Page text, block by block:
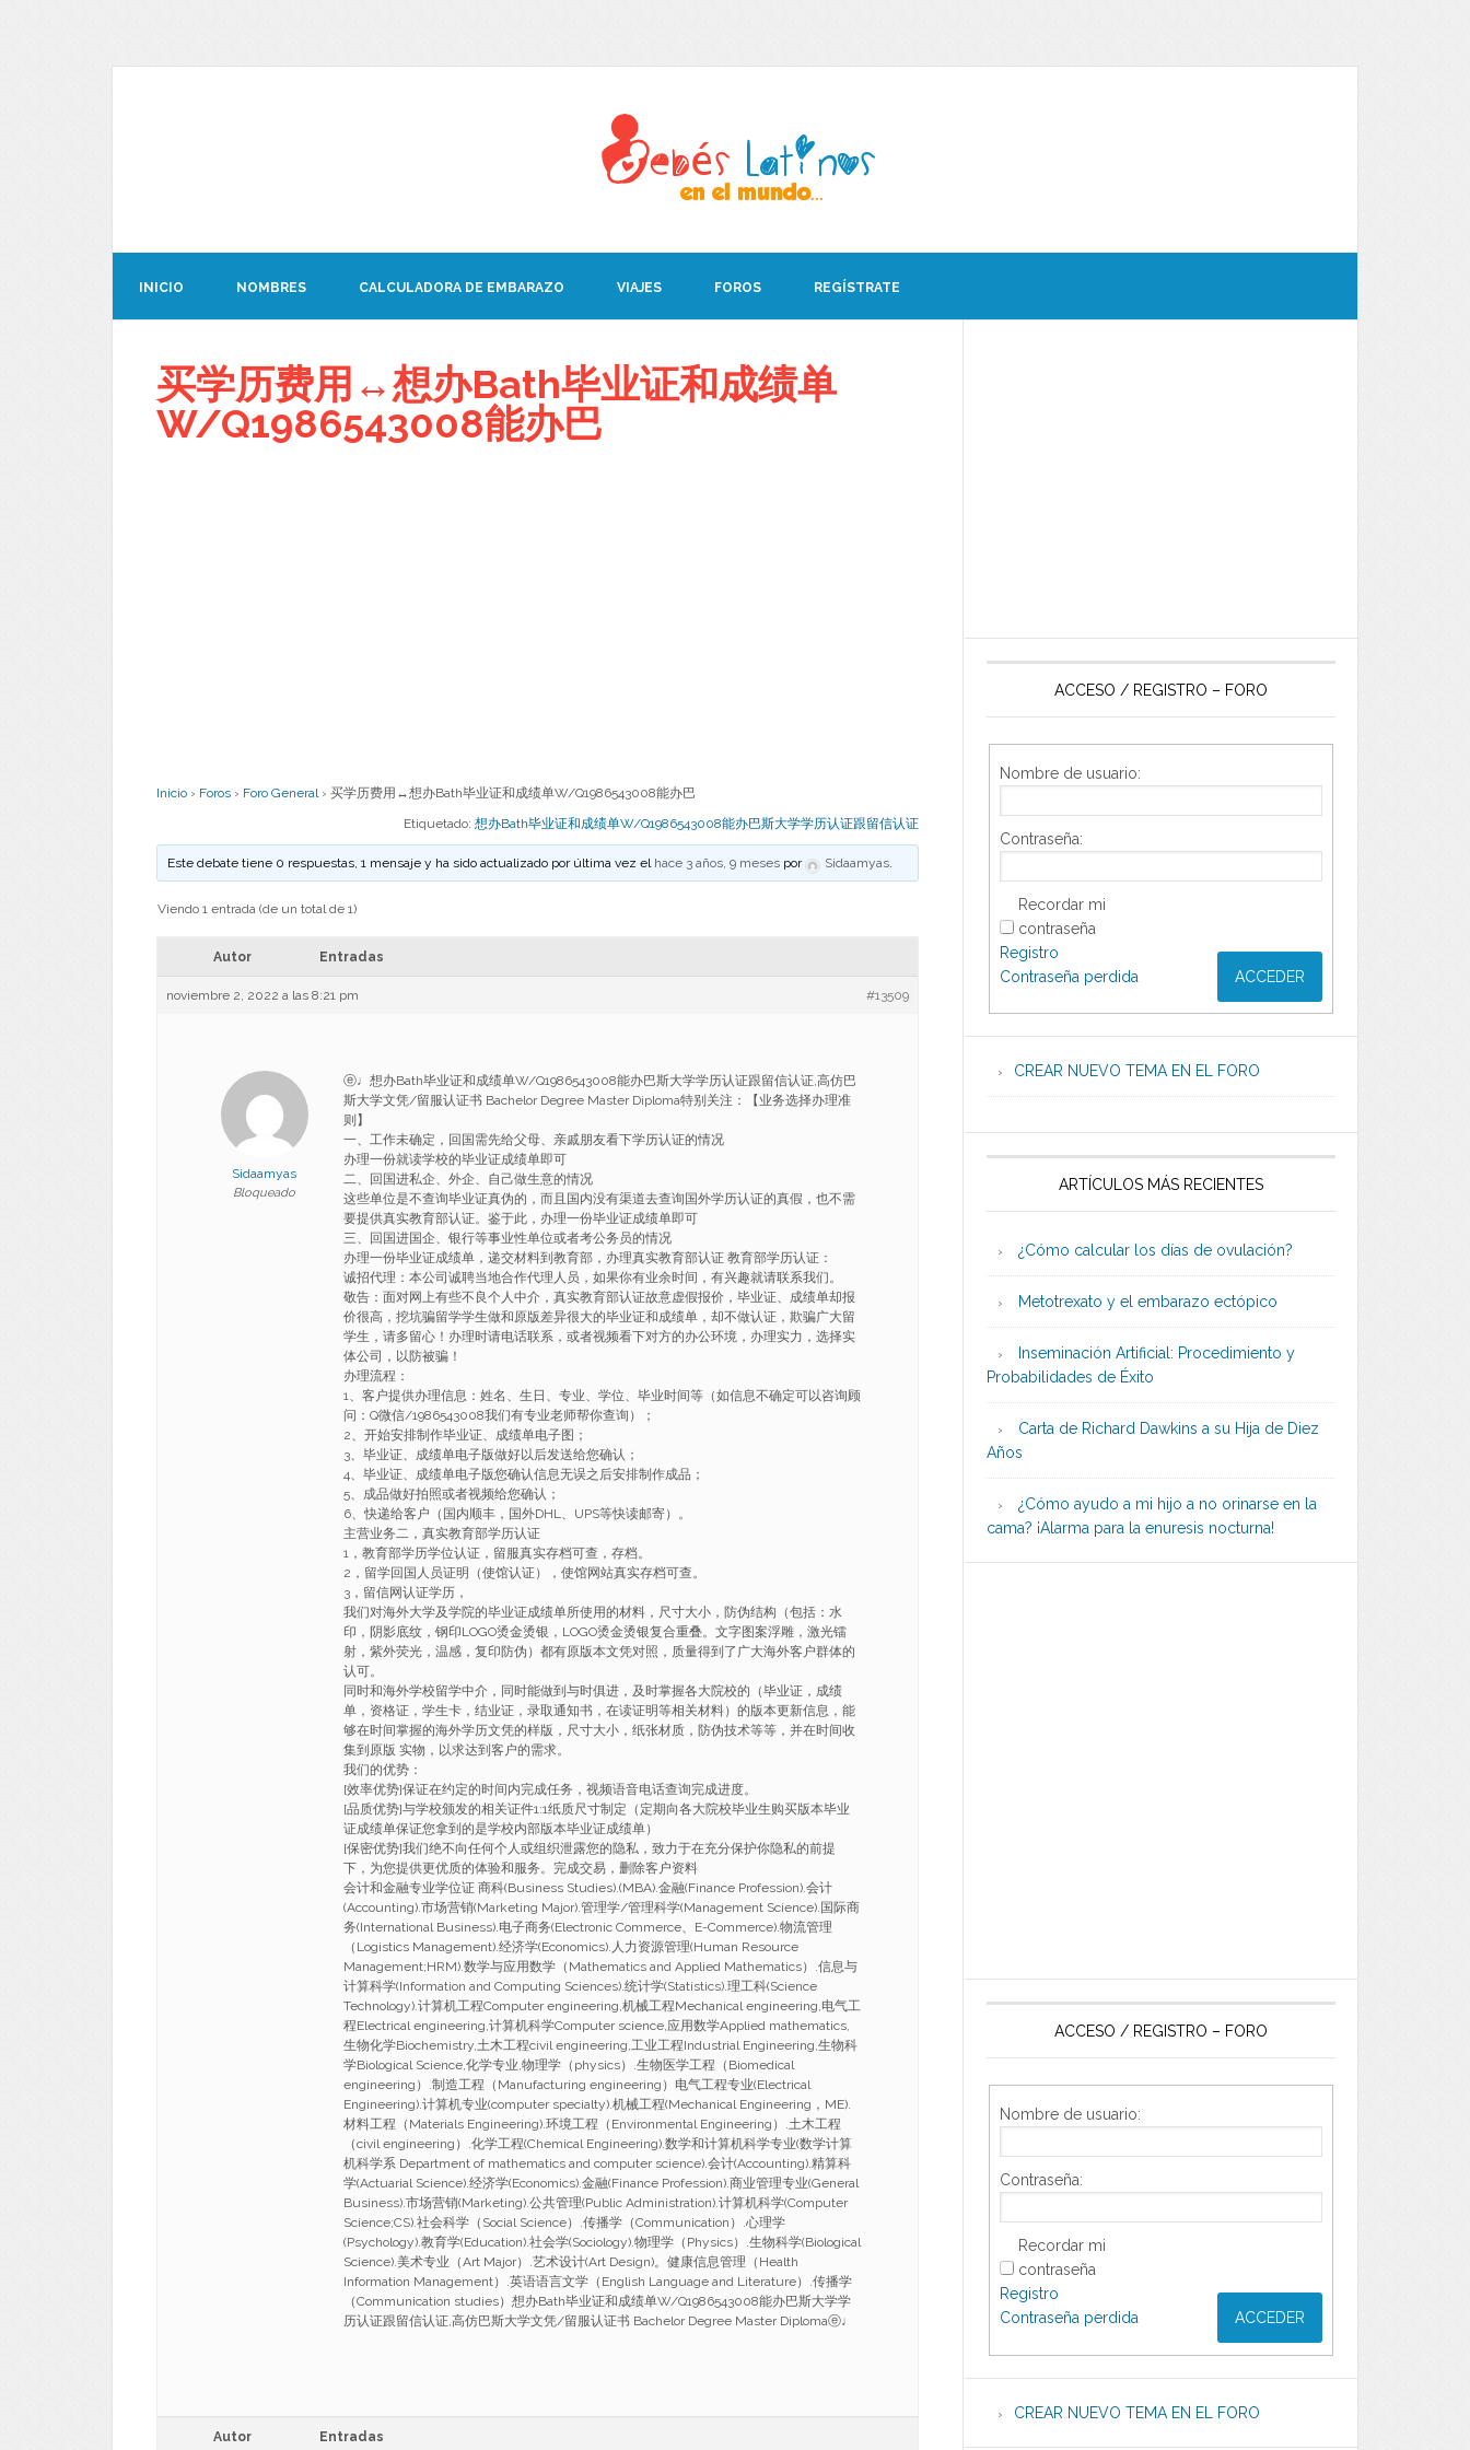
INICIO NOMBRES CALCULADORA DE EMBARAZO VIAJES FOROS REGÍSTRATE
买学历费用↔想办Bath毕业证和成绩单
W/Q1986543008能办巴
Inicio › Foros › Foro General › 买学历费用↔想办Bath毕业证和成绩单W/Q1986543008能办巴
Etiquetado: 想办Bath毕业证和成绩单W/Q1986543008能办巴斯大学学历认证跟留信认证
Este debate tiene 0 respuestas, 1 mensaje y ha sido actualizado por última vez el hace 3 años, 9 meses por Sidaamyas.
Viendo 1 entrada (de un total de 1)
Autor Entradas
noviembre 2, 2022 a las 8:21 pm #13509
Sidaamyas
Bloqueado
ⓔ♩想办Bath毕业证和成绩单W/Q1986543008能办巴斯大学学历认证跟留信认证,高仿巴
斯大学文凭/留服认证书 Bachelor Degree Master Diploma特别关注：【业务选择办理准
则】
一、工作未确定，回国需先给父母、亲戚朋友看下学历认证的情况
办理一份就读学校的毕业证成绩单即可
二、回国进私企、外企、自己做生意的情况
这些单位是不查询毕业证真伪的，而且国内没有渠道去查询国外学历认证的真假，也不需
要提供真实教育部认证。鉴于此，办理一份毕业证成绩单即可
三、回国进国企、银行等事业性单位或者考公务员的情况
办理一份毕业证成绩单，递交材料到教育部，办理真实教育部认证 教育部学历认证：
诚招代理：本公司诚聘当地合作代理人员，如果你有业余时间，有兴趣就请联系我们。
敬告：面对网上有些不良个人中介，真实教育部认证故意虚假报价，毕业证、成绩单却报
价很高，挖坑骗留学学生做和原版差异很大的毕业证和成绩单，却不做认证，欺骗广大留
学生，请多留心！办理时请电话联系，或者视频看下对方的办公环境，办理实力，选择实
体公司，以防被骗！
办理流程：
1、客户提供办理信息：姓名、生日、专业、学位、毕业时间等（如信息不确定可以咨询顾
问：Q微信/1986543008我们有专业老师帮你查询）；
2、开始安排制作毕业证、成绩单电子图；
3、毕业证、成绩单电子版做好以后发送给您确认；
4、毕业证、成绩单电子版您确认信息无误之后安排制作成品；
5、成品做好拍照或者视频给您确认；
6、快递给客户（国内顺丰，国外DHL、UPS等快读邮寄）。
主营业务二，真实教育部学历认证
1，教育部学历学位认证，留服真实存档可查，存档。
2，留学回国人员证明（使馆认证），使馆网站真实存档可查。
3，留信网认证学历，
我们对海外大学及学院的毕业证成绩单所使用的材料，尺寸大小，防伪结构（包括：水
印，阴影底纹，钢印LOGO烫金烫银，LOGO烫金烫银复合重叠。文字图案浮雕，激光镭
射，紫外荧光，温感，复印防伪）都有原版本文凭对照，质量得到了广大海外客户群体的
认可。
同时和海外学校留学中介，同时能做到与时俱进，及时掌握各大院校的（毕业证，成绩
单，资格证，学生卡，结业证，录取通知书，在读证明等相关材料）的版本更新信息，能
够在时间掌握的海外学历文凭的样版，尺寸大小，纸张材质，防伪技术等等，并在时间收
集到原版 实物，以求达到客户的需求。
我们的优势：
[效率优势]保证在约定的时间内完成任务，视频语音电话查询完成进度。
[品质优势]与学校颁发的相关证件1:1纸质尺寸制定（定期向各大院校毕业生购买版本毕业
证成绩单保证您拿到的是学校内部版本毕业证成绩单）
[保密优势]我们绝不向任何个人或组织泄露您的隐私，致力于在充分保护你隐私的前提
下，为您提供更优质的体验和服务。完成交易，删除客户资料
会计和金融专业学位证 商科(Business Studies).(MBA).金融(Finance Profession).会计
(Accounting).市场营销(Marketing Major).管理学/管理科学(Management Science).国际商
务(International Business).电子商务(Electronic Commerce、E-Commerce).物流管理
（Logistics Management).经济学(Economics).人力资源管理(Human Resource
Management;HRM).数学与应用数学（Mathematics and Applied Mathematics）.信息与
计算科学(Information and Computing Sciences).统计学(Statistics).理工科(Science
Technology).计算机工程Computer engineering,机械工程Mechanical engineering,电气工
程Electrical engineering,计算机科学Computer science,应用数学Applied mathematics,
生物化学Biochemistry,土木工程civil engineering,工业工程Industrial Engineering,生物科
学Biological Science,化学专业,物理学（physics）.生物医学工程（Biomedical
engineering）.制造工程（Manufacturing engineering）电气工程专业(Electrical
Engineering).计算机专业(computer specialty).机械工程(Mechanical Engineering，ME).
材料工程（Materials Engineering).环境工程（Environmental Engineering）.土木工程
（civil engineering）.化学工程(Chemical Engineering).数学和计算机科学专业(数学计算
机科学系 Department of mathematics and computer science).会计(Accounting).精算科
学(Actuarial Science).经济学(Economics).金融(Finance Profession).商业管理专业(General
Business).市场营销(Marketing).公共管理(Public Administration).计算机科学(Computer
Science;CS).社会科学（Social Science）.传播学（Communication）.心理学
(Psychology).教育学(Education).社会学(Sociology).物理学（Physics）.生物科学(Biological
Science).美术专业（Art Major）.艺术设计(Art Design)。健康信息管理（Health
Information Management）.英语语言文学（English Language and Literature）.传播学
（Communication studies）想办Bath毕业证和成绩单W/Q1986543008能办巴斯大学学
历认证跟留信认证,高仿巴斯大学文凭/留服认证书 Bachelor Degree Master Diplomaⓔ♩
Autor Entradas
ACCESO / REGISTRO – FORO
Nombre de usuario:
Contraseña:
Recordar mi
contraseña
ACCEDER
Registro
Contraseña perdida
CREAR NUEVO TEMA EN EL FORO
ARTÍCULOS MÁS RECIENTES
¿Cómo calcular los días de ovulación?
Metotrexato y el embarazo ectópico
Inseminación Artificial: Procedimiento y
Probabilidades de Éxito
Carta de Richard Dawkins a su Hija de Diez
Años
¿Cómo ayudo a mi hijo a no orinarse en la
cama? ¡Alarma para la enuresis nocturna!
ACCESO / REGISTRO – FORO
Nombre de usuario:
Contraseña:
Recordar mi
contraseña
ACCEDER
Registro
Contraseña perdida
CREAR NUEVO TEMA EN EL FORO